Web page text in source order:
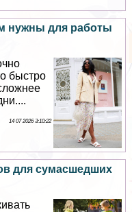
нужны для работы
быстро
14 07 2026 3:10:22
для cyмacшедших